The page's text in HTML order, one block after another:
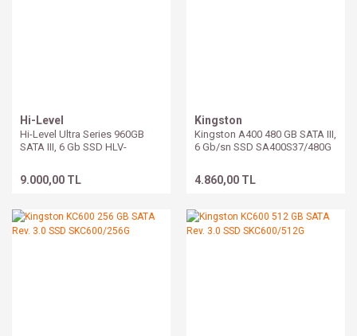
Hi-Level
Hi-Level Ultra Series 960GB
SATA III, 6 Gb SSD HLV-
9.000,00 TL
Kingston
Kingston A400 480 GB SATA III,
6 Gb/sn SSD SA400S37/480G
4.860,00 TL